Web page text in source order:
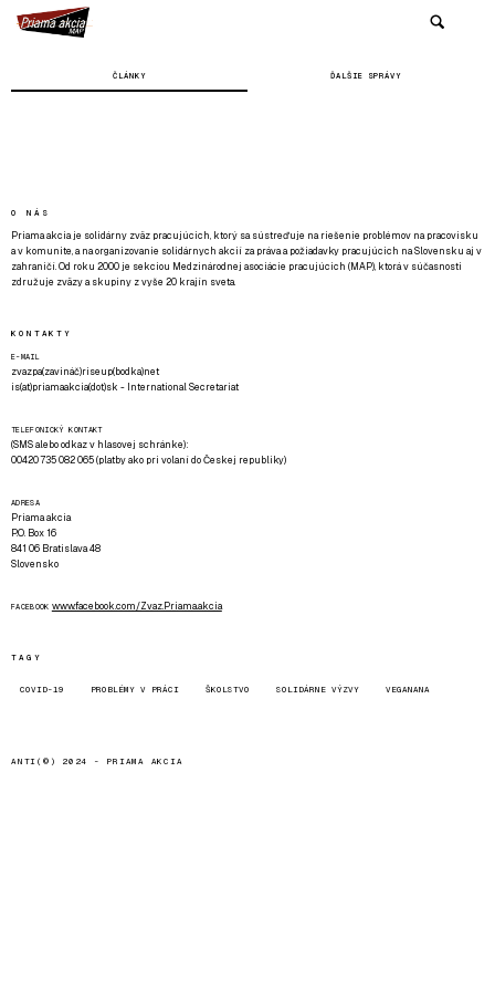
ČLÁNKY ĎALŠIE SPRÁVY
O NÁS
Priama akcia je solidárny zväz pracujúcich, ktorý sa sústreďuje na riešenie problémov na pracovisku
a v komunite, a na organizovanie solidárnych akcií za práva a požiadavky pracujúcich na Slovensku aj v
zahraničí. Od roku 2000 je sekciou Medzinárodnej asociácie pracujúcich (MAP), ktorá v súčasnosti
združuje zväzy a skupiny z vyše 20 krajín sveta.
KONTAKTY
E-MAIL
zvazpa(zavináč)riseup(bodka)net
is(at)priamaakcia(dot)sk - International Secretariat
TELEFONICKÝ KONTAKT
(SMS alebo odkaz v hlasovej schránke):
00420 735 082 065 (platby ako pri volaní do Českej republiky)
ADRESA
Priama akcia
P.O. Box 16
841 06 Bratislava 48
Slovensko
FACEBOOK www.facebook.com/Zvaz.Priama.akcia
TAGY
COVID-19 PROBLÉMY V PRÁCI ŠKOLSTVO SOLIDÁRNE VÝZVY VEGANANA
ANTI(©) 2024 - PRIAMA AKCIA